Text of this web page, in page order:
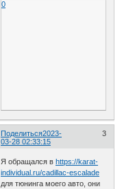
0
Поделиться 3
2023-
03-28 02:33:15
Я обращался в https://karat-
individual.ru/cadillac-escalade
для тюнинга моего авто, они